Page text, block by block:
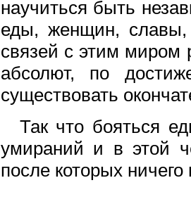
научиться быть
еды, женщин, славы,
связей с этим миром
абсолют, по
существовать
Так что бояться
умираний и в этой
после которых